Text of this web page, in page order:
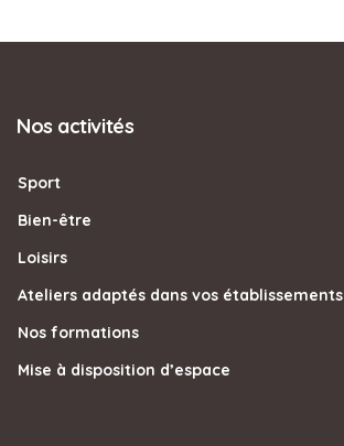
Nos activités
Sport
Bien-être
Loisirs
Ateliers adaptés dans vos établissements
Nos formations
Mise à disposition d’espace